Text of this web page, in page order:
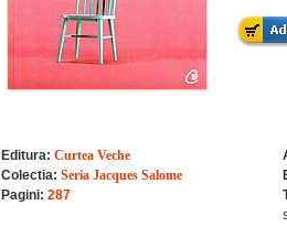
Editura: Curtea Veche
Colectia: Seria Jacques Salome
Pagini: 287